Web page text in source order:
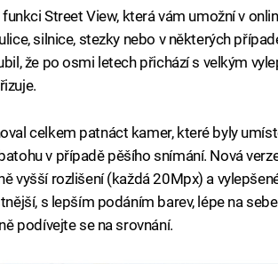
Street View, která vám umožní v
silnice, stezky nebo v některých
že po osmi letech přichází s velkým
celkem patnáct kamer, které byly
v případě pěšího snímání. Nová
vyšší rozlišení (každá 20Mpx) a
s lepším podáním barev, lépe na
podívejte se na srovnání.